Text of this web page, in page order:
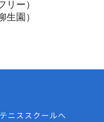
ー）
園）
ニススクールへ